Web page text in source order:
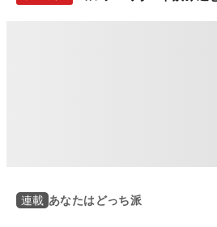
連載 あなたはどっち派